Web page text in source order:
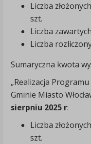
Liczba
szt.
Liczba
Liczba
Sumaryczna kwota
„Realizacja
Gminie Miasto
sierpniu 2025 r:
Liczba
szt.